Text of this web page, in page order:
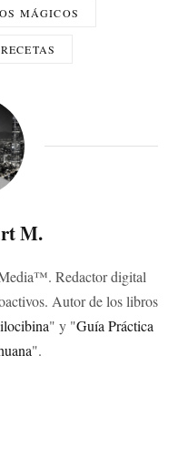
MÁGICOS
RECETAS
M.
Redactor digital
Autor de los libros
" y "Guía Práctica
".